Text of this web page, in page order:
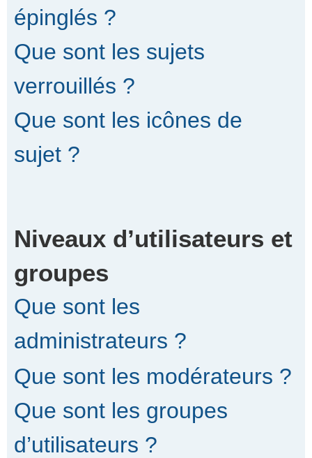
épinglés ?
Que sont les sujets
verrouillés ?
Que sont les icônes de
sujet ?
Niveaux d’utilisateurs et
groupes
Que sont les
administrateurs ?
Que sont les modérateurs ?
Que sont les groupes
d’utilisateurs ?